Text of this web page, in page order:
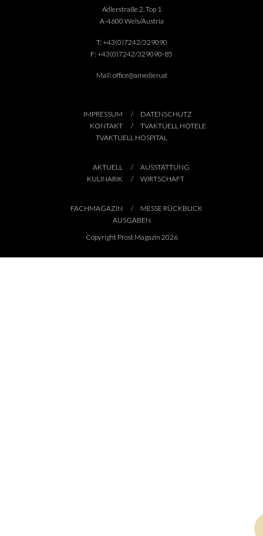
Adlerstraße 2, Top 1
A-4600 Wels/Austria
T: +43(0)7242/329090
F: +43(0)7242/329090-85
Mail: office@amedien.at
IMPRESSUM
DATENSCHUTZ
KONTAKT
TVAKTUELL HOTELE
TVAKTUELL HOSPITAL
AKTUELL
AUSSTATTUNG
KULINARIK
WIRTSCHAFT
FACHMAGAZIN
MESSE RÜCKBLICK
AUSGABEN
Copyright Prost Magazin 2026